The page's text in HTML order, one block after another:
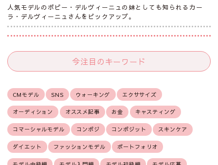
人気モデルのポピー・デルヴィーニュの妹としても知られるカー
ラ・デルヴィーニュさんをピックアップ。
今注目のキーワード
CMモデル SNS ウォーキング エクササイズ
オーディション オススメ記事 お金 キャスティング
コマーシャルモデル コンポジ コンポジット スキンケア
ダイエット ファッションモデル ポートフォリオ